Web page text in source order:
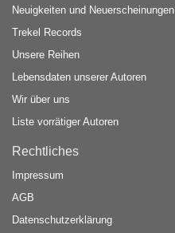
Neuigkeiten und Neuerscheinungen
Trekel Records
Unsere Reihen
Lebensdaten unserer Autoren
Wir über uns
Liste vorrätiger Autoren
Rechtliches
Impressum
AGB
Datenschutzerklärung